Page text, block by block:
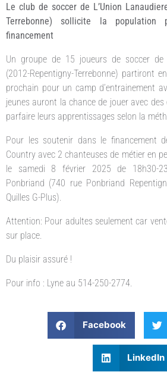
Le club de soccer de L’Union
Terrebonne) sollicite la
financement
Un groupe de 15 joueurs de soccer de
(2012-Repentigny-Terrebonne) partiront
prochain pour un camp d’entrainement
jeunes auront la chance de jouer avec
parfaire leurs apprentissages selon la
Pour les soutenir dans le financement
Country avec 2 chanteuses de métier en
le samedi 8 février 2025 de 18h30-
Ponbriand (740 rue Ponbriand
Quilles G-Plus).
Attention: Pour adultes seulement car
sur place.
Du plaisir assuré !
Pour info : Lyne au 514-250-2774.
Facebook
LinkedIn